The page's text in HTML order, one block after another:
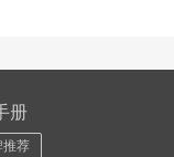
册
推荐